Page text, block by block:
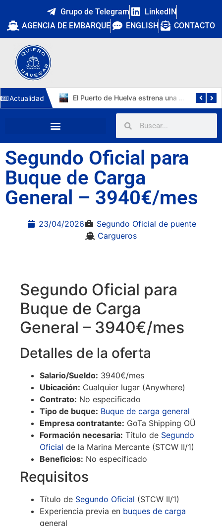
Grupo de Telegram
LinkedIN
AGENCIA DE EMBARQUE
ENGLISH CONTACTO
Actualidad
Cuatro nuevos capitanes marítimos: la DGMM refuerza la promoción interna y Málaga estrena primera capitana El Puerto de Huelva estrena una tercera vía de 1.211 metros y 15.112 m² para autopistas ferroviarias
Segundo Oficial para
Buque de Carga
General – 3940€/mes
23/04/2026
Segundo Oficial de puente
Cargueros
Segundo Oficial para
Buque de Carga
General – 3940€/mes
Detalles de la oferta
Salario/Sueldo: 3940€/mes
Ubicación: Cualquier lugar (Anywhere)
Contrato: No especificado
Tipo de buque: Buque de carga general
Empresa contratante: GoTa Shipping OÜ
Formación necesaria: Título de Segundo
Oficial de la Marina Mercante (STCW II/1)
Beneficios: No especificado
Requisitos
Título de Segundo Oficial (STCW II/1)
Experiencia previa en buques de carga
general